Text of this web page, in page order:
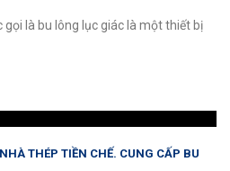
gọi là bu lông lục giác là một thiết bị
THÉP TIỀN CHẾ. CUNG CẤP BU